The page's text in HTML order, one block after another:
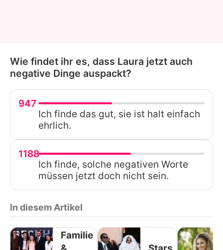
Wie findet ihr es, dass Laura jetzt auch
negative Dinge auspackt?
947
Ich finde das gut, sie ist halt einfach
ehrlich.
1188
Ich finde, solche negativen Worte
müssen jetzt doch nicht sein.
In diesem Artikel
Familie